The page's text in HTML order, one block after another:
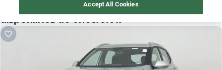
¡Descubre otros modelos que tenemos
disponibles de chevrolet!
Accept All Cookies